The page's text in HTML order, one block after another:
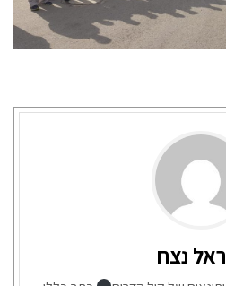
נצח